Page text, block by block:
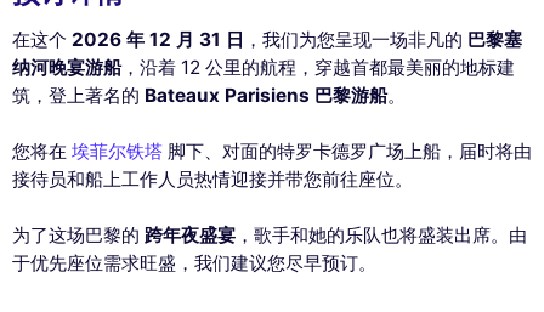
在这个 2026 年 12 月 31 日 ，我们为您呈现一场非凡的 巴黎塞
纳河晚宴游船，沿着 12 公里的航程，穿越首都最美丽的地标建
筑，登上著名的 Bateaux Parisiens 巴黎游船。
您将在 埃菲尔铁塔 脚下、对面的特罗卡德罗广场上船，届时将由
接待员和船上工作人员热情迎接并带您前往座位。
为了这场巴黎的 跨年夜盛宴 ，歌手和她的乐队也将盛装出席。由
于优先座位需求旺盛，我们建议您尽早预订。